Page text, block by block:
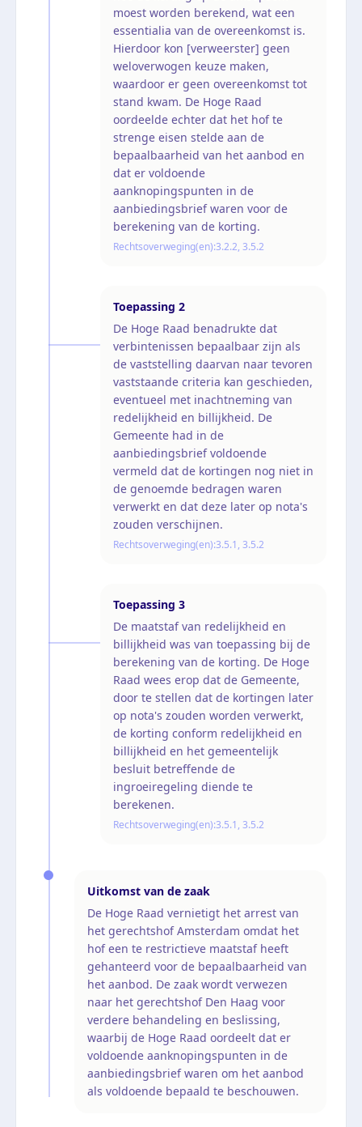
moest worden berekend, wat een
essentialia van de overeenkomst is.
Hierdoor kon [verweerster] geen
weloverwogen keuze maken,
waardoor er geen overeenkomst tot
stand kwam. De Hoge Raad
oordeelde echter dat het hof te
strenge eisen stelde aan de
bepaalbaarheid van het aanbod en
dat er voldoende
aanknopingspunten in de
aanbiedingsbrief waren voor de
berekening van de korting.
Rechtsoverweging(en):3.2.2, 3.5.2
Toepassing 2
De Hoge Raad benadrukte dat
verbintenissen bepaalbaar zijn als
de vaststelling daarvan naar tevoren
vaststaande criteria kan geschieden,
eventueel met inachtneming van
redelijkheid en billijkheid. De
Gemeente had in de
aanbiedingsbrief voldoende
vermeld dat de kortingen nog niet in
de genoemde bedragen waren
verwerkt en dat deze later op nota's
zouden verschijnen.
Rechtsoverweging(en):3.5.1, 3.5.2
Toepassing 3
De maatstaf van redelijkheid en
billijkheid was van toepassing bij de
berekening van de korting. De Hoge
Raad wees erop dat de Gemeente,
door te stellen dat de kortingen later
op nota's zouden worden verwerkt,
de korting conform redelijkheid en
billijkheid en het gemeentelijk
besluit betreffende de
ingroeiregeling diende te
berekenen.
Rechtsoverweging(en):3.5.1, 3.5.2
Uitkomst van de zaak
De Hoge Raad vernietigt het arrest van
het gerechtshof Amsterdam omdat het
hof een te restrictieve maatstaf heeft
gehanteerd voor de bepaalbaarheid van
het aanbod. De zaak wordt verwezen
naar het gerechtshof Den Haag voor
verdere behandeling en beslissing,
waarbij de Hoge Raad oordeelt dat er
voldoende aanknopingspunten in de
aanbiedingsbrief waren om het aanbod
als voldoende bepaald te beschouwen.